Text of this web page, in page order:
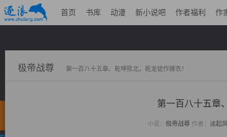
首页 书库 动漫 新小说吧 作者福利 作
极帝战尊 第一百八十五章、乾坤败北，乾龙徒作嫁衣！
第一百八十五章
小说： 极帝战尊作者： 淡起